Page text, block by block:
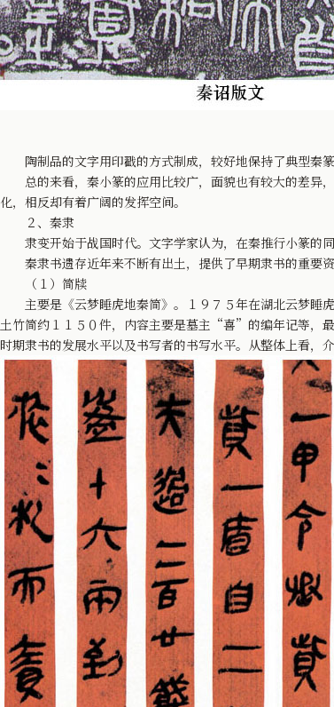
陶制品的文字用印戳的方式制成，较好地保持了典型秦
总的来看，秦小篆的应用比较广，面貌也有较大的差异
化，相反却有着广阔的发挥空间。
２、秦隶
隶变开始于战国时代。文字学家认为，在秦推行小篆的
秦隶书遗存近年来不断有出土，提供了早期隶书的重要
（１）简牍
主要是《云梦睡虎地秦简》。１９７５年在湖北云梦睡
土竹简约１１５０件，内容主要是墓主“喜”的编年记等，
时期隶书的发展水平以及书写者的书写水平。从整体上看，